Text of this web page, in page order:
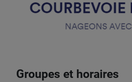
Groupes et horaires